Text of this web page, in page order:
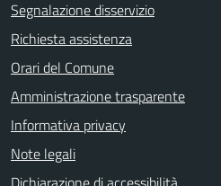
Segnalazione disservizio
Richiesta assistenza
Orari del Comune
Amministrazione trasparente
Informativa privacy
Note legali